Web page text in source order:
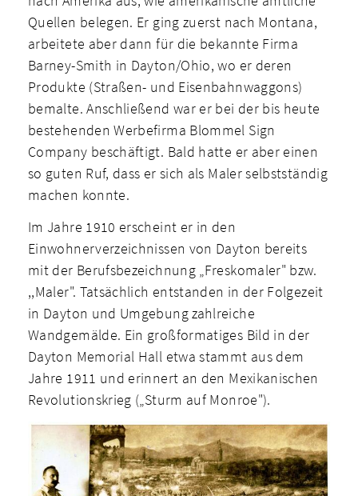
Quellen belegen. Er ging zuerst nach Montana,
arbeitete aber dann für die bekannte Firma
Barney-Smith in Dayton/Ohio, wo er deren
Produkte (Straßen- und Eisenbahnwaggons)
bemalte. Anschließend war er bei der bis heute
bestehenden Werbefirma Blommel Sign
Company beschäftigt. Bald hatte er aber einen
so guten Ruf, dass er sich als Maler selbstständig
machen konnte.
Im Jahre 1910 erscheint er in den
Einwohnerverzeichnissen von Dayton bereits
mit der Berufsbezeichnung „Freskomaler" bzw.
,,Maler". Tatsächlich entstanden in der Folgezeit
in Dayton und Umgebung zahlreiche
Wandgemälde. Ein großformatiges Bild in der
Dayton Memorial Hall etwa stammt aus dem
Jahre 1911 und erinnert an den Mexikanischen
Revolutionskrieg („Sturm auf Monroe").